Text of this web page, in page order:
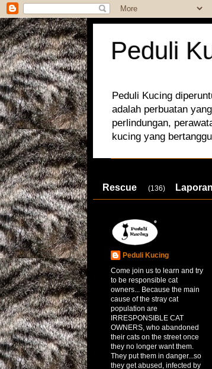
Peduli
Peduli Kucing
adalah perbuatan
perlindungan,
kucing yang
Rescue (136)
Peduli Kucing
Come join us to learn and try
to be responsible cat
owners... Because the main
cause of the stray cat
population are
IRRESPONSIBLE CAT
OWNERS, who abandoned
their cats on the street once
they no longer want them.
They put them in danger...so
they get abused, infected by